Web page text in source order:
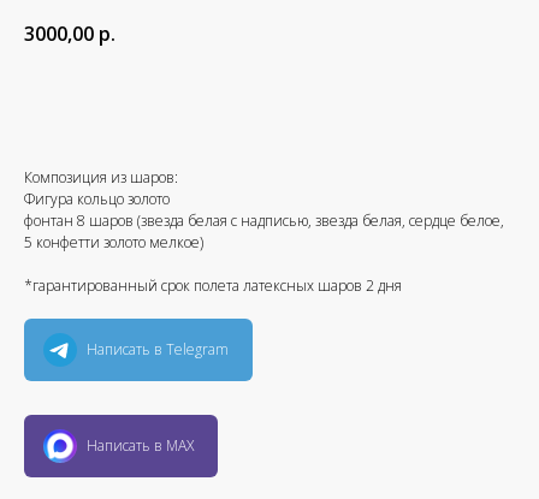
3000,00 р.
Композиция из шаров:
Фигура кольцо золото
фонтан 8 шаров (звезда белая с надписью, звезда белая, сердце белое,
5 конфетти золото мелкое)
*гарантированный срок полета латексных шаров 2 дня
Написать в Telegram
Написать в MAX